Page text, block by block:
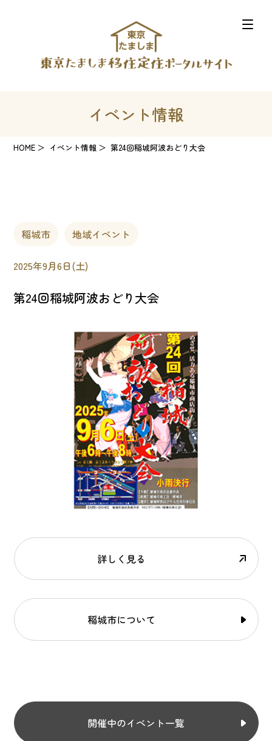
イベント情報
HOME イベント情報 第24回稲城阿波おどり大会
稲城市 地域イベント
2025年9月6日(土)
第24回稲城阿波おどり大会
詳しく見る
稲城市について
開催中のイベント一覧